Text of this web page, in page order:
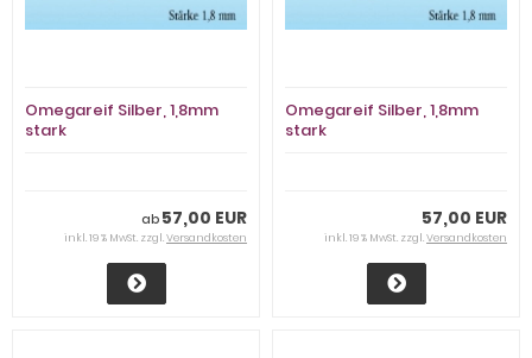
Omegareif Silber, 1,8mm
stark
ab 57,00 EUR
inkl. 19 % MwSt. zzgl.Versandkosten
Omegareif Silber, 1,8mm
stark
57,00 EUR
inkl. 19 % MwSt. zzgl.Versandkosten